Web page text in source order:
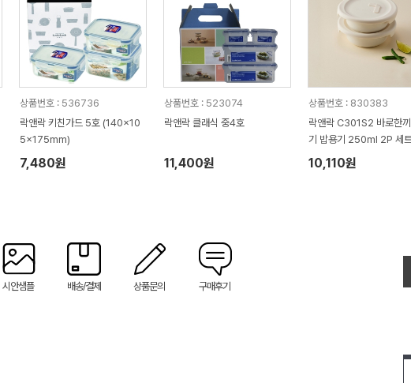
상품번호 : 536736
락앤락 키친가드 5호 (140x10
5x175mm)
7,480원
상품번호 : 523074
락앤락 클래식 중4호
11,400원
상품번호 : 830383
락앤락 C301S2 바로한
기 밥용기 250ml 2P 세
10,110원
시안샘플 배송/결제 상품문의 구매후기